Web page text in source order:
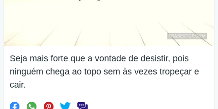
Seja mais forte que a vontade de desistir, pois
ninguém chega ao topo sem às vezes tropeçar e
cair.